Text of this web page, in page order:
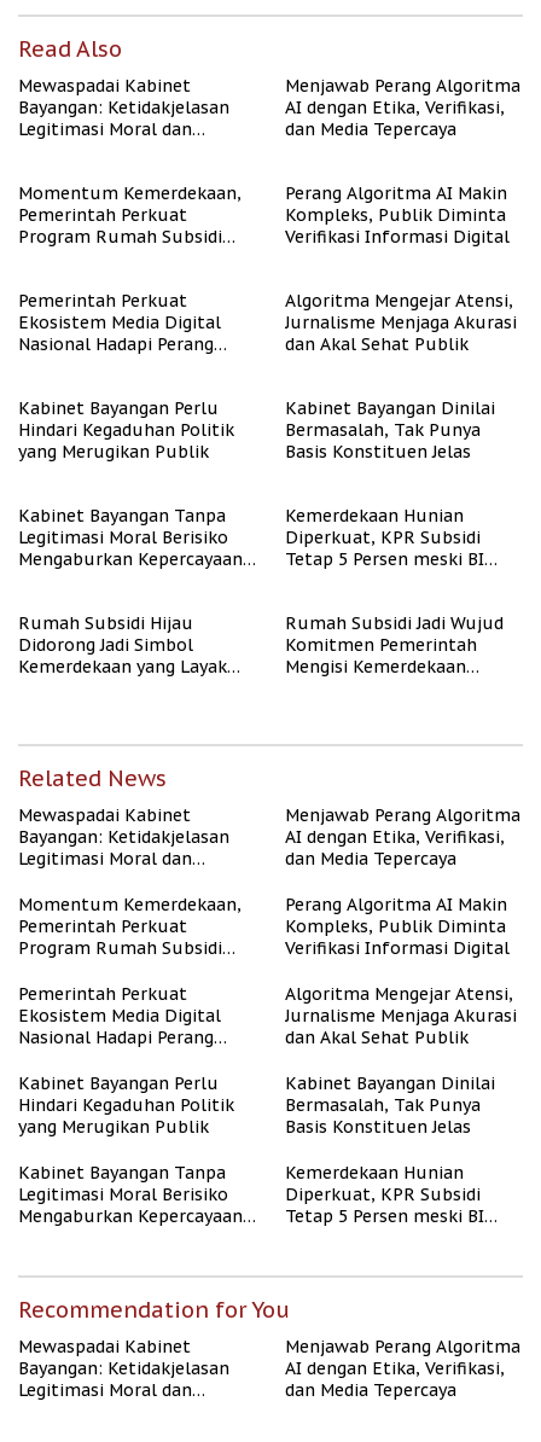
Read Also
Mewaspadai Kabinet
Bayangan: Ketidakjelasan
Legitimasi Moral dan
Menjawab Perang Algoritma
AI dengan Etika, Verifikasi,
dan Media Tepercaya
Momentum Kemerdekaan,
Pemerintah Perkuat
Program Rumah Subsidi
Perang Algoritma AI Makin
Kompleks, Publik Diminta
Verifikasi Informasi Digital
Pemerintah Perkuat
Ekosistem Media Digital
Nasional Hadapi Perang
Algoritma Mengejar Atensi,
Jurnalisme Menjaga Akurasi
dan Akal Sehat Publik
Kabinet Bayangan Perlu
Hindari Kegaduhan Politik
yang Merugikan Publik
Kabinet Bayangan Dinilai
Bermasalah, Tak Punya
Basis Konstituen Jelas
Kabinet Bayangan Tanpa
Legitimasi Moral Berisiko
Mengaburkan Kepercayaan
Kemerdekaan Hunian
Diperkuat, KPR Subsidi
Tetap 5 Persen meski BI
Rumah Subsidi Hijau
Didorong Jadi Simbol
Kemerdekaan yang Layak
Rumah Subsidi Jadi Wujud
Komitmen Pemerintah
Mengisi Kemerdekaan
Related News
Mewaspadai Kabinet
Bayangan: Ketidakjelasan
Legitimasi Moral dan
Menjawab Perang Algoritma
AI dengan Etika, Verifikasi,
dan Media Tepercaya
Momentum Kemerdekaan,
Pemerintah Perkuat
Program Rumah Subsidi
Berpenghasilan Rendah
Perang Algoritma AI Makin
Kompleks, Publik Diminta
Verifikasi Informasi Digital
Pemerintah Perkuat
Ekosistem Media Digital
Nasional Hadapi Perang
Algoritma Mengejar Atensi,
Jurnalisme Menjaga Akurasi
dan Akal Sehat Publik
Kabinet Bayangan Perlu
Hindari Kegaduhan Politik
yang Merugikan Publik
Kabinet Bayangan Dinilai
Bermasalah, Tak Punya
Basis Konstituen Jelas
Kabinet Bayangan Tanpa
Legitimasi Moral Berisiko
Mengaburkan Kepercayaan
Kemerdekaan Hunian
Diperkuat, KPR Subsidi
Tetap 5 Persen meski BI
Recommendation for You
Mewaspadai Kabinet
Bayangan: Ketidakjelasan
Legitimasi Moral dan
Menjawab Perang Algoritma
AI dengan Etika, Verifikasi,
dan Media Tepercaya